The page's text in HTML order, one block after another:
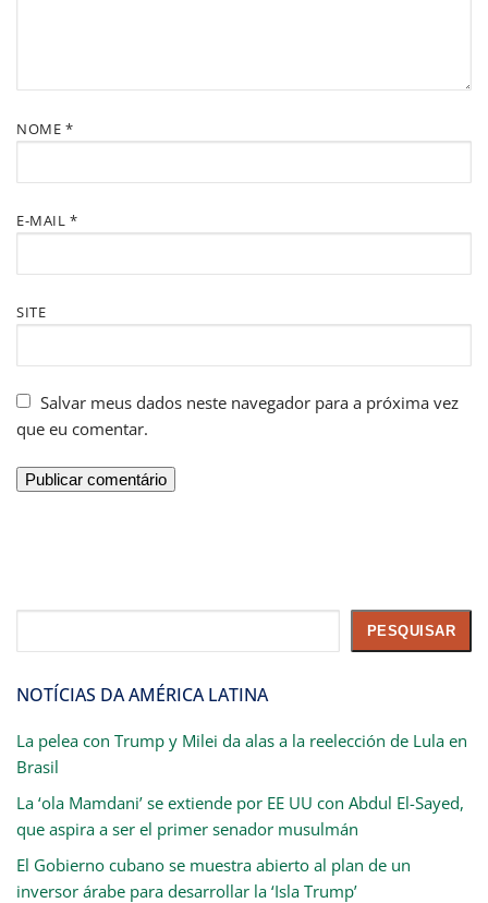
NOME *
E-MAIL *
SITE
Salvar meus dados neste navegador para a próxima vez
que eu comentar.
PESQUISAR
NOTÍCIAS DA AMÉRICA LATINA
La pelea con Trump y Milei da alas a la reelección de Lula en
Brasil
La ‘ola Mamdani’ se extiende por EE UU con Abdul El-Sayed,
que aspira a ser el primer senador musulmán
El Gobierno cubano se muestra abierto al plan de un
inversor árabe para desarrollar la ‘Isla Trump’